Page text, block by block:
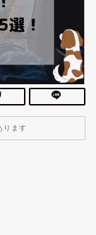
ります